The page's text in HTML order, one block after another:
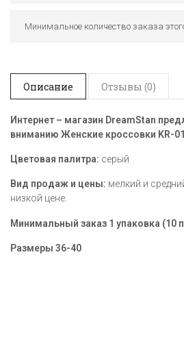
Минимальное количество заказа
Описание Отзывы (0)
Интернет – магазин DreamStan
вниманию Женские кроссовки KR-
Цветовая палитра: серый
Вид продаж и цены: мелкий и
низкой цене.
Минимальный заказ 1 упаковка (10
Размеры 36-40